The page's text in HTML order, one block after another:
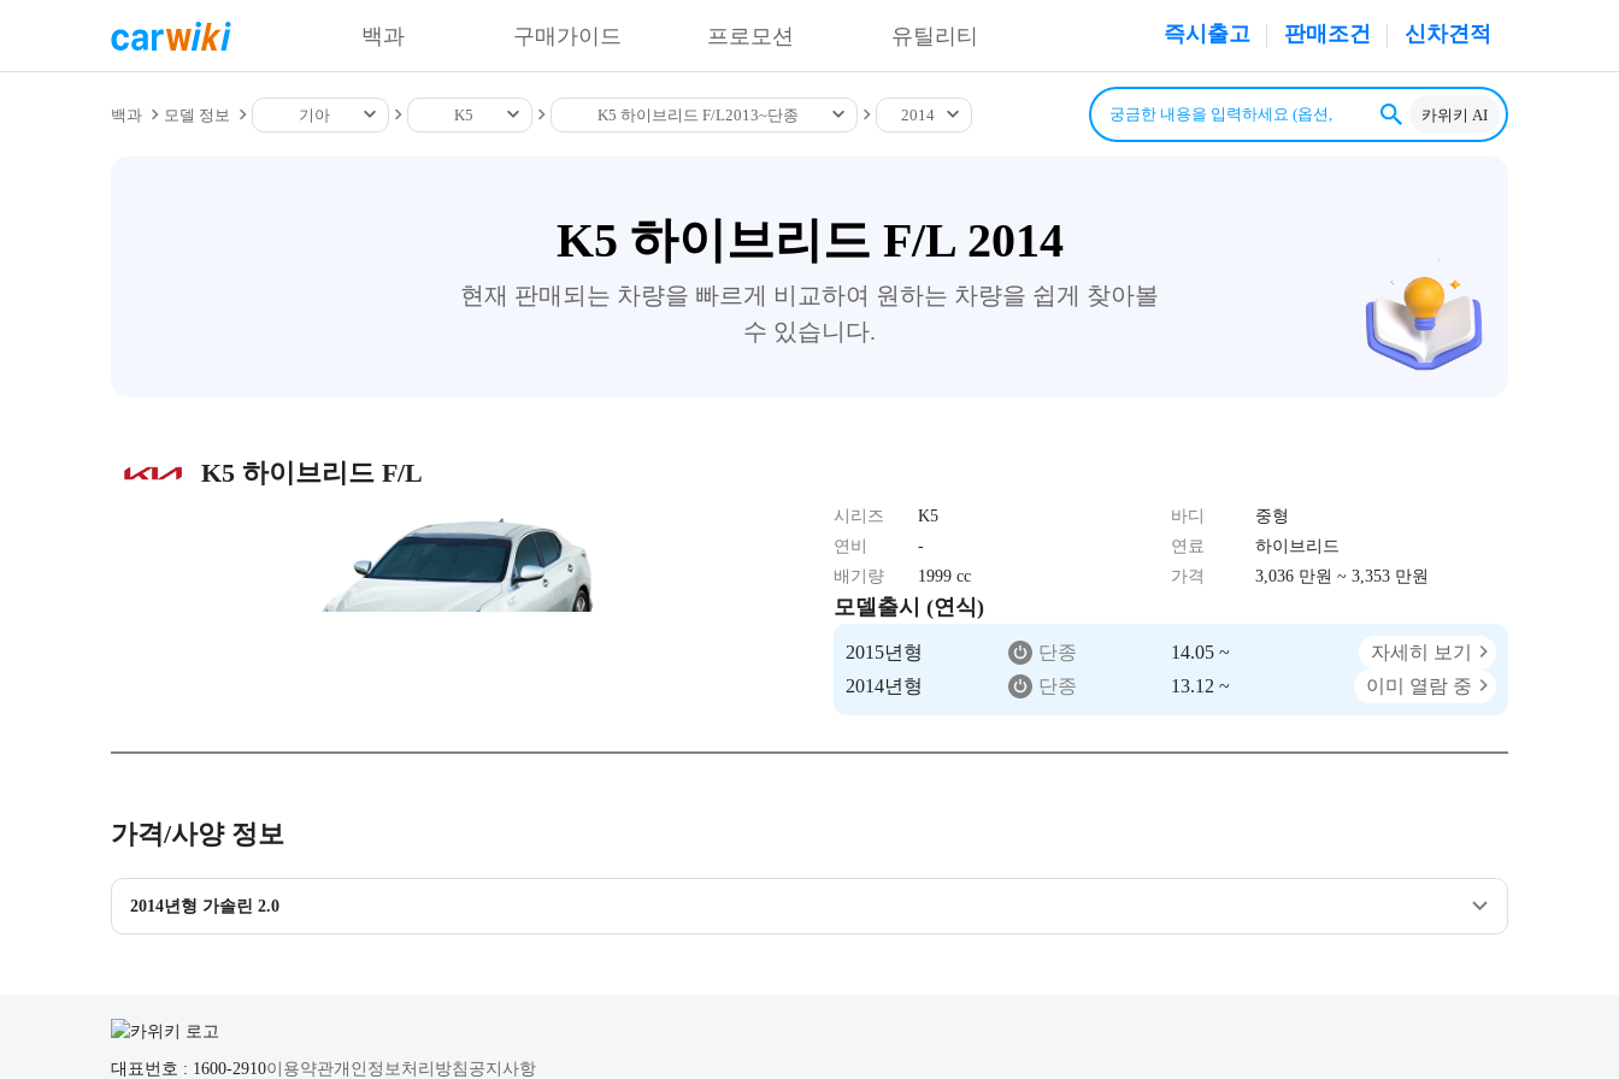
즉시출고 판매조건 신차견적
백과 구매가이드 프로모션 유틸리티
백과 모델 정보 기아 K5 K5 하이브리드 F/L2013~단종 2014 카위키 AI
K5 하이브리드 F/L 2014
현재 판매되는 차량을 빠르게 비교하여 원하는 차량을 쉽게 찾아볼
수 있습니다.
K5 하이브리드 F/L
시리즈 K5 바디
중형
연비
- 연료
하이브리드
배기량
1999 cc 가격 3,036 만원 ~ 3,353 만원
모델출시 (연식)
2015년형 단종 14.05 ~
자세히 보기
2014년형
단종 13.12 ~ 이미 열람 중
가격/사양 정보
2014년형 가솔린 2.0
대표번호 : 1600-2910이용약관개인정보처리방침 공지사항